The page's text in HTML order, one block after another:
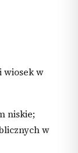
wiosek w
niskie;
w